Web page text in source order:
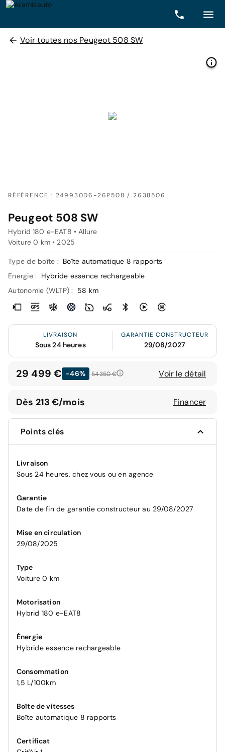
Voir toutes nos Peugeot 508 SW
RÉFÉRENCE : 249930D6-26P508 / 2638506
Peugeot 508 SW
Hybrid 180 e-EAT8 • Allure
Voiture 0 km • 2025
Type de boîte : Boîte automatique 8 rapports
Energie :
Hybride essence rechargeable
Autonomie (WLTP) :
58 km
LIVRAISON
Sous 24 heures
GARANTIE CONSTRUCTEUR
29/08/2027
29 499 € -46% 54 350 € Voir le détail
Dès 213 €/mois Financer
Points clés
Livraison
Sous 24 heures, chez vous ou en agence
Garantie
Date de fin de garantie constructeur au 29/08/2027
Mise en circulation
29/08/2025
Type
Voiture 0 km
Motorisation
Hybrid 180 e-EAT8
Énergie
Hybride essence rechargeable
Consommation
1,5 L/100km
Boîte de vitesses
Boîte automatique 8 rapports
Certificat